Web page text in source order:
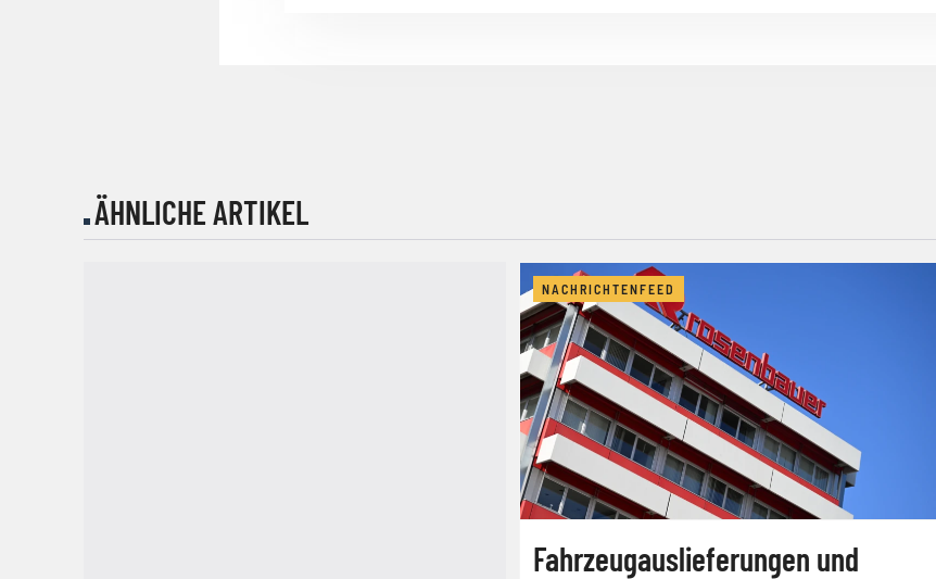
ÄHNLICHE ARTIKEL
NACHRICHTENFEED
Fahrzeugauslieferungen und